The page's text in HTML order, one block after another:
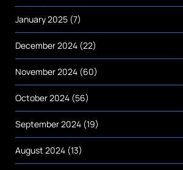
January 2025 (7)
December 2024 (22)
November 2024 (60)
October 2024 (56)
September 2024 (19)
August 2024 (13)